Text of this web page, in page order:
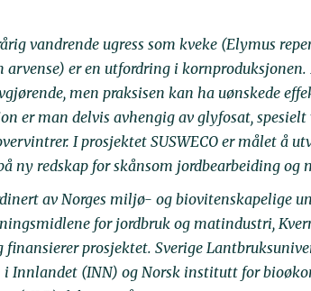
vandrende ugress som kveke (Elymus
arvense) er en utfordring i
men praksisen kan ha uønskede
er man delvis avhengig av glyfosat,
I prosjektet SUSWECO er målet å
ny redskap for skånsom jordbearbeiding og
av Norges miljø- og biovitenskapelige
for jordbruk og matindustri,
prosjektet. Sverige
i Innlandet (INN) og Norsk institutt for